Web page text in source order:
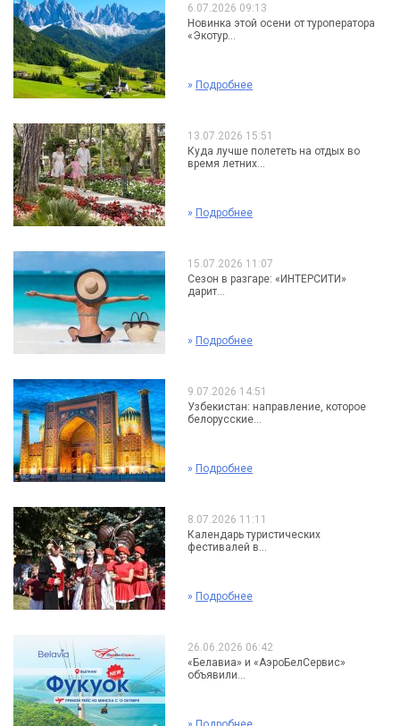
6.07.2026 09:13
Новинка этой осени от туроператора
«Экотур...
» Подробнее
13.07.2026 15:51
Куда лучше полететь на отдых во
время летних...
» Подробнее
15.07.2026 11:07
Сезон в разгаре: «ИНТЕРСИТИ»
дарит...
» Подробнее
9.07.2026 14:51
Узбекистан: направление, которое
белорусские...
» Подробнее
8.07.2026 11:11
Календарь туристических
фестивалей в...
» Подробнее
26.06.2026 06:42
«Белавиа» и «АэроБелСервис»
объявили...